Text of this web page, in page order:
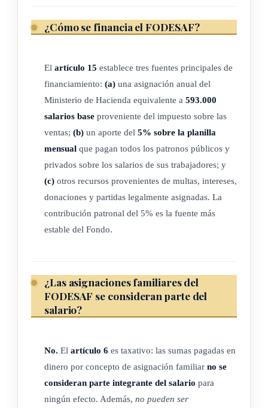
b) Al Instituto Mixto de Ayuda Social (IMAS) se destinará,
Adicionalmente, se destinará no menos del ocho por
ciento (8%) para el Programa de Transferencias
Monetarias Condicionadas Avancemos.
(Así reformado el inciso anterior por el artículo 2° de la ley
N° 9903 del 22 de setiembre del 2020)
c) Al Patronato Nacional de la Infancia (PANI) se destinará,
como mínimo, un dos coma cincuenta y nueve por ciento
(2,59%). Con estos recursos, el PANI financiará sus
programas en beneficio de los menores de edad y podrá
utilizarlos para cubrir los gastos operativos que resulten
superávits que puedan generarse, según lo indicado en el
artículo 27 de esta ley, en tanto se encuentren ya
comprometidos para la operatividad de los programas y
de Desarrollo Social y Asignaciones Familiares. La
Auditoría Interna del PANI velará por que se cumpla lo
dispuesto en esta norma.
(Así reformado el inciso anterior por el artículo único de la
¿Cómo se financia el FODESAF?
El artículo 15 establece tres fuentes principales de
financiamiento: (a) una asignación anual del
Ministerio de Hacienda equivalente a 593.000
salarios base proveniente del impuesto sobre las
ventas; (b) un aporte del 5% sobre la planilla
mensual que pagan todos los patronos públicos y
privados sobre los salarios de sus trabajadores; y
(c) otros recursos provenientes de multas, intereses,
donaciones y partidas legalmente asignadas. La
contribución patronal del 5% es la fuente más
estable del Fondo.
¿Las asignaciones familiares del
FODESAF se consideran parte del
salario?
No. El artículo 6 es taxativo: las sumas pagadas en
dinero por concepto de asignación familiar no se
consideran parte integrante del salario para
ningún efecto. Además, no pueden ser